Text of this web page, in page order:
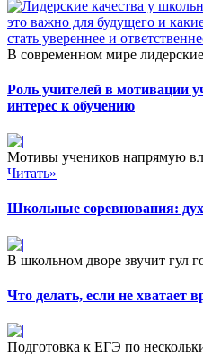
В современном мире лидерские
Роль учителей в мотивации
интерес к обучению
Мотивы учеников напрямую
Читать»
Школьные соревнования: дух
В школьном дворе звучит гул
Что делать, если не хватает
Подготовка к ЕГЭ по